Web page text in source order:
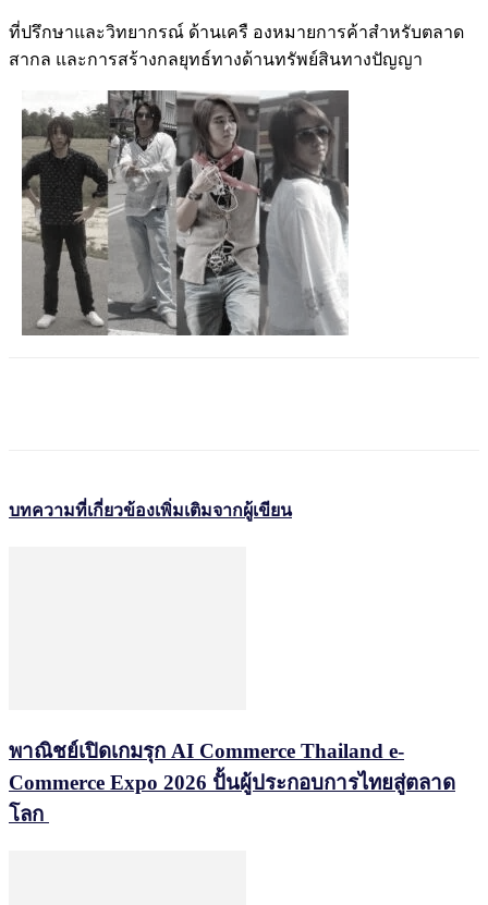
ที่ปรึกษาและวิทยากรณ์ ด้านเครื องหมายการค้าสำหรับตลาด
สากล และการสร้างกลยุทธ์ทางด้านทรัพย์สินทางปัญญา
บทความที่เกี่ยวข้องเพิ่มเติมจากผู้เขียน
พาณิชย์เปิดเกมรุก AI Commerce Thailand e-
Commerce Expo 2026 ปั้นผู้ประกอบการไทยสู่ตลาด
โลก